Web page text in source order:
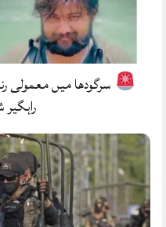
سرگودھا میں معمولی